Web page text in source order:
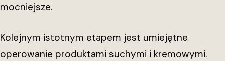
mocniejsze.
Kolejnym istotnym etapem jest umiejętne
operowanie produktami suchymi i kremowymi.